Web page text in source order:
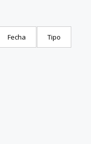
Fecha Tipo